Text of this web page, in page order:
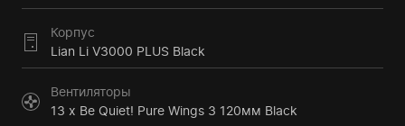
Корпус
Lian Li V3000 PLUS Black
Вентиляторы
13 x Be Quiet! Pure Wings 3 120мм Black